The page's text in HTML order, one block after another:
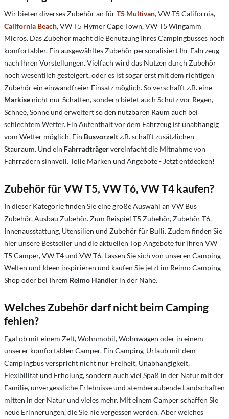
Wir bieten diverses Zubehör an fürT5 Multivan, VW T5 California,
California Beach, VW T5 Hymer Cape Town, VW T5 Wingamm
Micros. Das Zubehör macht die Benutzung Ihres Campingbusses noch
komfortabler. Ein ausgewähltes Zubehör personalisiert Ihr Fahrzeug
nach Ihren Vorstellungen. Vielfach wird das Nutzen durch Zubehör
noch wesentlich gesteigert, oder es ist sogar erst mit dem richtigen
Zubehör ein einwandfreier Einsatz möglich. So verschafft z.B. eine
Markise nicht nur Schatten, sondern bietet auch Schutz vor Regen,
Schnee, Sonne und erweitert so den nutzbaren Raum auch bei
schlechtem Wetter. Ein Aufenthalt vor dem Fahrzeug ist unabhängig
vom Wetter möglich. Ein Busvorzeltz.B. schafft zusätzlichen
Stauraum. Und ein Fahrradträgervereinfacht die Mitnahme von
Fahrrädern sinnvoll. Tolle Marken und Angebote - Jetzt entdecken!
Zubehör für VW T5, VW T6, VW T4 kaufen?
In dieser Kategorie finden Sie eine große Auswahl an VW Bus
Zubehör, Ausbau Zubehör. Zum Beispiel T5 Zubehör, Zubehör T6,
Innenausstattung, Utensilien und Zubehör für Bulli. Zudem finden Sie
hier unsere Bestseller und die aktuellen Top Angebote für Ihren VW
T5 Camper, VW T4 und VW T6. Lassen Sie sich von unseren Camping-
Welten und Ideen inspirieren und kaufen Sie jetzt im Reimo Camping-
Shop oder bei Ihrem Reimo Händler in der Nähe.
Welches Zubehör darf nicht beim Camping
fehlen?
Egal ob mit einem Zelt, Wohnmobil, Wohnwagen oder in einem
unserer komfortablen Camper. Ein Camping-Urlaub mit dem
Campingbus verspricht nicht nur Freiheit, Unabhängigkeit,
Flexibilität und Erholung, sondern auch viel Spaß in der Natur mit der
Familie, unvergessliche Erlebnisse und atemberaubende Landschaften
mitten in der Natur und vieles mehr. Mit einem Camper schaffen Sie
neue Erinnerungen, die Sie nie vergessen werden.Aber welches